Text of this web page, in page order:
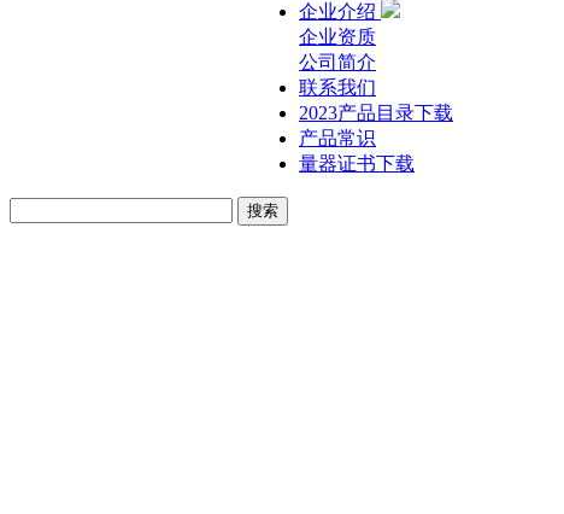
企业介绍
企业资质
公司简介
联系我们
2023产品目录下载
产品常识
量器证书下载